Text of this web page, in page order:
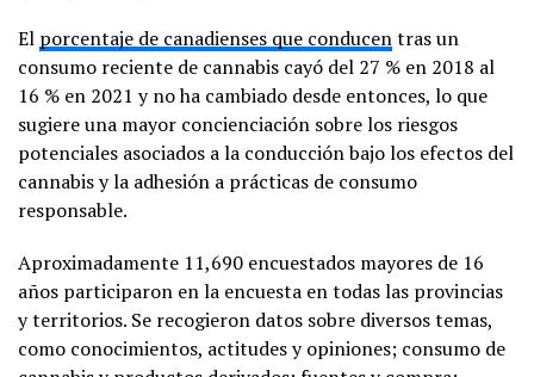
El porcentaje de canadienses que conducentras un
consumo reciente de cannabis cayó del 27 % en 2018 al
16 % en 2021 y no ha cambiado desde entonces, lo que
sugiere una mayor concienciación sobre los riesgos
potenciales asociados a la conducción bajo los efectos del
cannabis y la adhesión a prácticas de consumo
responsable.
Aproximadamente 11,690 encuestados mayores de 16
años participaron en la encuesta en todas las provincias
y territorios. Se recogieron datos sobre diversos temas,
como conocimientos, actitudes y opiniones; consumo de